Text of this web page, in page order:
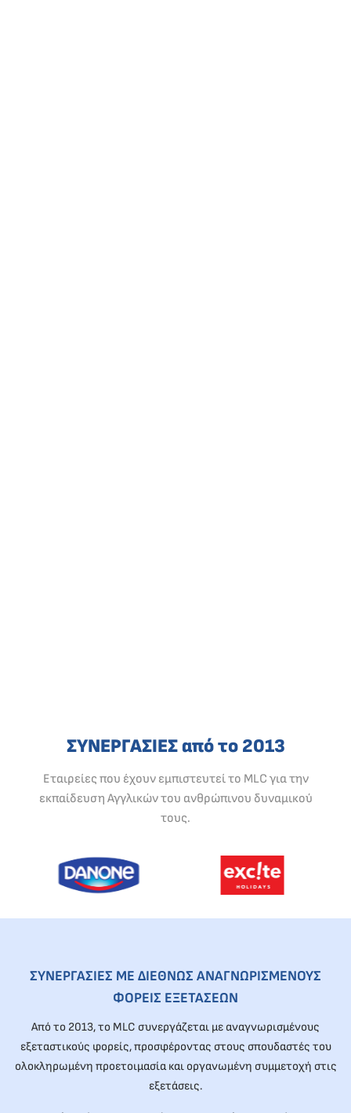
ΣΥΝΕΡΓΑΣΙΕΣ από το 2013
Εταιρείες που έχουν εμπιστευτεί το MLC για την
εκπαίδευση Αγγλικών του ανθρώπινου δυναμικού
τους.
ΣΥΝΕΡΓΑΣΙΕΣ ΜΕ ΔΙΕΘΝΩΣ ΑΝΑΓΝΩΡΙΣΜΕΝΟΥΣ
ΦΟΡΕΙΣ ΕΞΕΤΑΣΕΩΝ
Από το 2013, το MLC συνεργάζεται με αναγνωρισμένους
εξεταστικούς φορείς, προσφέροντας στους σπουδαστές του
ολοκληρωμένη προετοιμασία και οργανωμένη συμμετοχή στις
εξετάσεις.